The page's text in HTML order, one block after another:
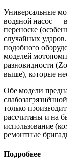
Универсальные
водяной насос —
переноске
случайных
подобного
моделей
разновидности
выше), которые
Обе модели
только
рассчитаны и на
использование
ремонтные
Подробнее